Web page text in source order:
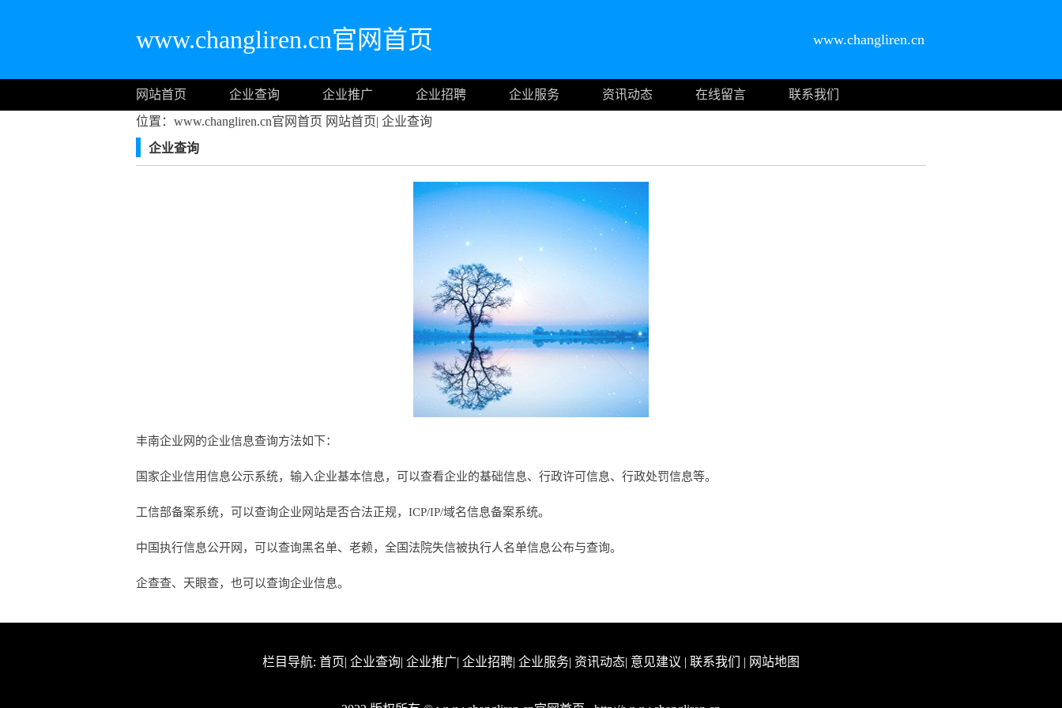
www.changliren.cn官网首页 www.changliren.cn
网站首页 企业查询 企业推广 企业招聘 企业服务 资讯动态 在线留言
联系我们
位置：www.changliren.cn官网首页 网站首页| 企业查询
企业查询
丰南企业网的企业信息查询方法如下：
国家企业信用信息公示系统，输入企业基本信息，可以查看企业的基础信息、行政许可信息、行政处罚信息等。
工信部备案系统，可以查询企业网站是否合法正规，ICP/IP/域名信息备案系统。
中国执行信息公开网，可以查询黑名单、老赖，全国法院失信被执行人名单信息公布与查询。
企查查、天眼查，也可以查询企业信息。
栏目导航: 首页| 企业查询| 企业推广| 企业招聘| 企业服务| 资讯动态| 意见建议 | 联系我们 | 网站地图